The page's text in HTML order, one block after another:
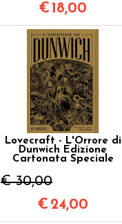
€ 18,00
Lovecraft - L'Orrore di
Dunwich Edizione
Cartonata Speciale
€ 30,00
€ 24,00